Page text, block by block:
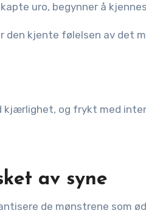
uro, begynner å
den kjente følelsen av det
kjærlighet, og frykt med
av syne
de mønstrene som